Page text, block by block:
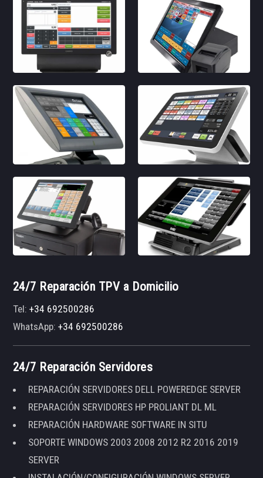
24/7 Reparación TPV a Domicilio
Tel:+34 692500286
WhatsApp:+34 692500286
24/7 Reparación Servidores
REPARACIÓN SERVIDORES DELL POWEREDGE SERVER
REPARACIÓN SERVIDORES HP PROLIANT DL ML
REPARACIÓN HARDWARE SOFTWARE IN SITU
SOPORTE WINDOWS 2003 2008 2012 R2 2016 2019
SERVER